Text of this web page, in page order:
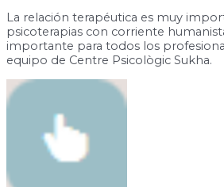
La relación terapéutica es muy
psicoterapias con corriente
importante para todos los
equipo de Centre Psicològic Sukha.